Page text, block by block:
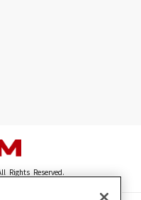
Rights Reserved.